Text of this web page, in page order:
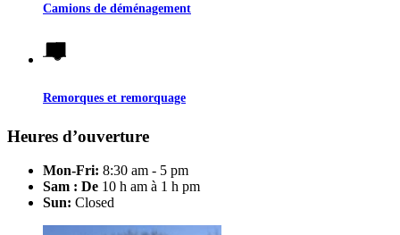
Camions de déménagement
Remorques et remorquage
Heures d’ouverture
Mon-Fri: 8:30 am - 5 pm
Sam : De 10 h am à 1 h pm
Sun: Closed